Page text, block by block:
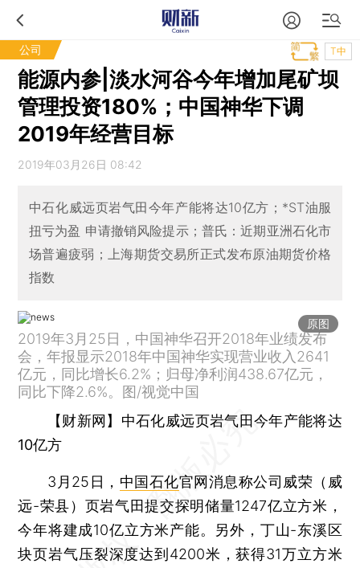
公司 T中
能源内参|淡水河谷今年增加尾矿坝
管理投资180%；中国神华下调
2019年经营目标
2019年03月26日 08:42
中石化威远页岩气田今年产能将达10亿方；*ST油服
扭亏为盈 申请撤销风险提示；普氏：近期亚洲石化市
场普遍疲弱；上海期货交易所正式发布原油期货价格
指数
原图
2019年3月25日，中国神华召开2018年业绩发布
会，年报显示2018年中国神华实现营业收入2641
亿元，同比增长6.2%；归母净利润438.67亿元，
同比下降2.6%。图/视觉中国
【财新网】中石化威远页岩气田今年产能将达
10亿方
3月25日， 中国石化官网消息称公司威荣（威
远-荣县）页岩气田提交探明储量1247亿立方米，
今年将建成10亿立方米产能。另外，丁山-东溪区
块页岩气压裂深度达到4200米，获得31万立方米